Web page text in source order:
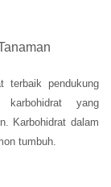
terbaik pendukung
karbohidrat yang
Karbohidrat dalam
tumbuh.